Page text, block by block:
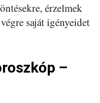
érzelmek
saját igényeidet
–